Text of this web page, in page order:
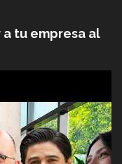
tu empresa al